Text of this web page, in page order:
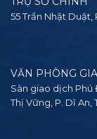
55 Trần Nhật Duật,
VĂN PHÒNG
Sàn giao dịch Phú
Thị Vững, P. Dĩ An,